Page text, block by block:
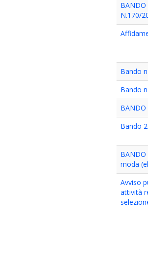
BANDO
N.170/
Bando
Bando
BANDO
Bando
BANDO
moda
Avviso
attività